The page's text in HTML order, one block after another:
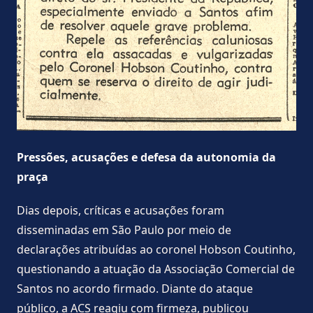
Pressões, acusações e defesa da autonomia da
praça
Dias depois, críticas e acusações foram
disseminadas em São Paulo por meio de
declarações atribuídas ao coronel Hobson Coutinho,
questionando a atuação da Associação Comercial de
Santos no acordo firmado. Diante do ataque
público, a ACS reagiu com firmeza, publicou